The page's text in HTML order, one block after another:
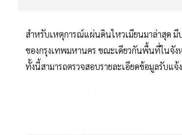
สำหรับเหตุการณ์แผ่นดินไหวเมียนมาล่าสุด มี
ของกรุงเทพมหานคร ขณะเดียวกันพื้นที่ในจัง
ทั้งนี้สามารถตรวจสอบรายละเอียดข้อมูลรับแ